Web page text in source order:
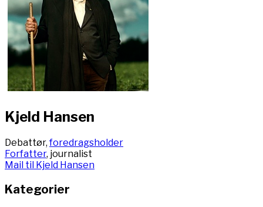
Kjeld Hansen
Debattør,foredragsholder
Forfatter, journalist
Mail til Kjeld Hansen
Kategorier